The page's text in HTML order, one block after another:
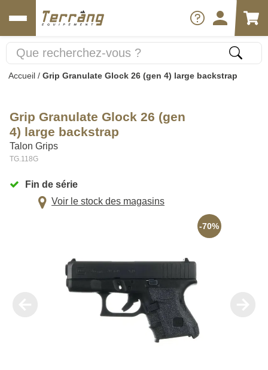
Accueil / Grip Granulate Glock 26 (gen 4) large backstrap
Grip Granulate Glock 26 (gen
4) large backstrap
Talon Grips
TG.118G
Fin de série
Voir le stock des magasins
-70%